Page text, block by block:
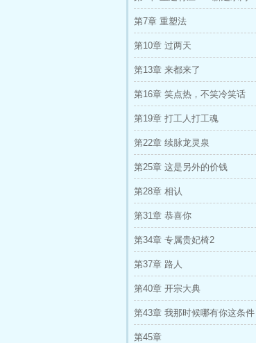
第7章 重塑法
第10章 过两天
第13章 来都来了
第16章 笑点热，不笑冷笑话
第19章 打工人打工魂
第22章 续脉龙灵泉
第25章 这是另外的价钱
第28章 相认
第31章 恭喜你
第34章 专属贵妃椅2
第37章 路人
第40章 开宗大典
第43章 我那时候哪有你这条件
第45章